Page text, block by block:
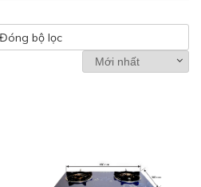
Đóng bộ lọc